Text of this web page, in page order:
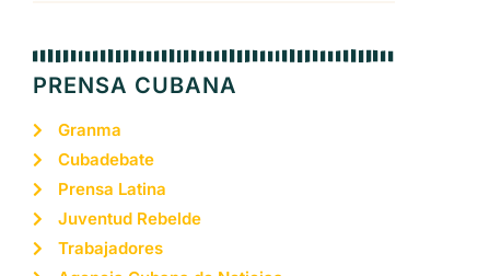
PRENSA CUBANA
Granma
Cubadebate
Prensa Latina
Juventud Rebelde
Trabajadores